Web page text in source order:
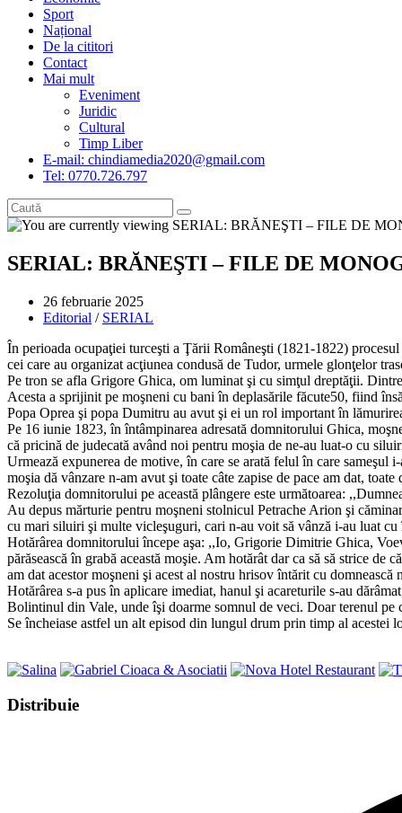
Sport
Național
De la cititori
Contact
Mai mult
Eveniment
Juridic
Cultural
Timp Liber
E-mail: chindiamedia2020@gmail.com
Tel: 0770.726.797
SERIAL: BRĂNEŞTI – FILE DE
Post
published:
26 februarie 2025
Post
Editorial / SERIAL
În perioada ocupaţiei turceşti a Ţării Româneşti (1821-1822)
cei care au organizat acţiunea condusă de Tudor, urmele glonţelor
Pe tron se afla Grigore Ghica, om luminat şi cu simţul dreptăţii.
Acesta a sprijinit pe moşneni cu bani în deplasările făcute50, fiind
Popa Oprea şi popa Dumitru au avut şi ei un rol important în
Pe 16 iunie 1823, în întâmpinarea adresată domnitorului Ghica,
că pricină de judecată având noi pentru moşia de ne-au luat-o cu
Urmează expunerea de motive, în care se arată felul în care
moşia dă vânzare n-am avut şi toate câte zapise de pace am dat,
Rezoluţia domnitorului pe această plângere este următoarea:
Au depus mărturie pentru moşneni stolnicul Petrache Arion şi
cu mari siluiri şi multe vicleşuguri, cari n-au voit să vânză i-au luat cu
Hotărârea domnitorului începe aşa: ,,Io, Grigorie Dimitrie Ghica,
părăsească în grabă această moşie. Am hotărât dar ca să să strice
am dat acestor moşneni şi acest al nostru hrisov întărit cu domnească
Hotărârea s-a pus în aplicare imediat, hanul şi acareturile s-au
Bolintinul din Vale, unde îşi doarme somnul de veci. Doar terenul pe
Se încheiase astfel un alt episod din lungul drum prin timp al acestei
DistribuieShare